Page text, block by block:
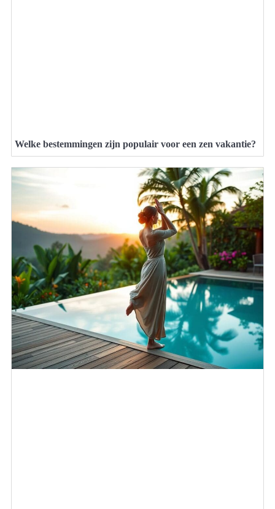
Welke bestemmingen zijn populair voor een zen vakantie?